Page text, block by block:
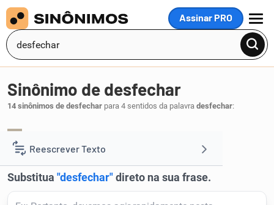
Assinar PRO
MENU
Reescrever Texto
Resumir Texto
Sinônimo de desfechar
14 sinônimos de desfechar para 4 sentidos da palavra desfechar: